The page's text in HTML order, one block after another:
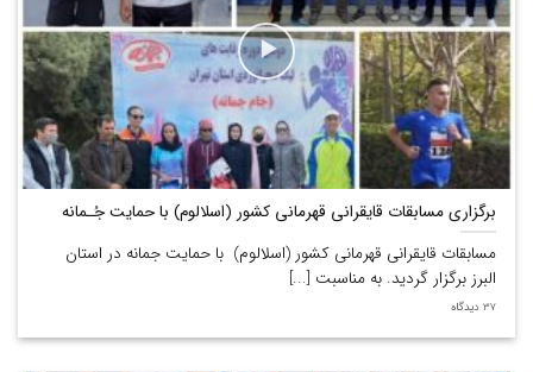
برگزاری مسابقات قایقرانی قهرمانی کشور (اسلالوم) با حمایت جُـمانه
مسابقات قایقرانی قهرمانی کشور (اسلالوم) با حمایت جمانه در استان
البرز برگزار گردید. به مناسبت [...]
37 دیدگاه